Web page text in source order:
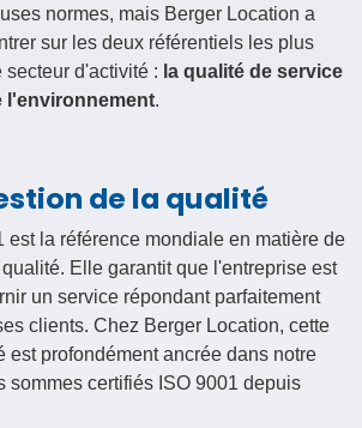
normes, mais Berger Location a
sur les deux référentiels les plus
d'activité : la qualité de service
l'environnement.
de la qualité
est la référence mondiale en matière de
Elle garantit que l'entreprise est
un service répondant parfaitement
clients. Chez Berger Location, cette
est profondément ancrée dans notre
sommes certifiés ISO 9001 depuis